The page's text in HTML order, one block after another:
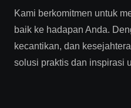
Kami berkomitmen untuk
baik ke hadapan Anda.
kecantikan, dan
solusi praktis dan inspirasi